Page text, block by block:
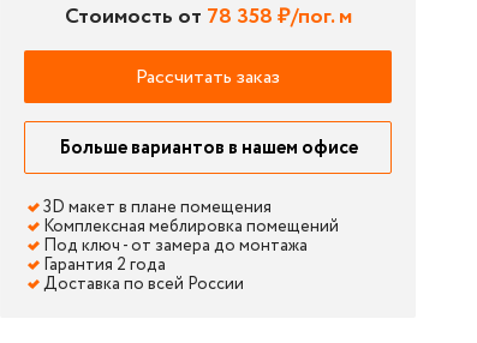
Стоимость от 78 358 ₽/пог. м
Рассчитать заказ
Больше вариантов в нашем офисе
3D макет в плане помещения
Комплексная меблировка помещений
Под ключ - от замера до монтажа
Гарантия 2 года
Доставка по всей России